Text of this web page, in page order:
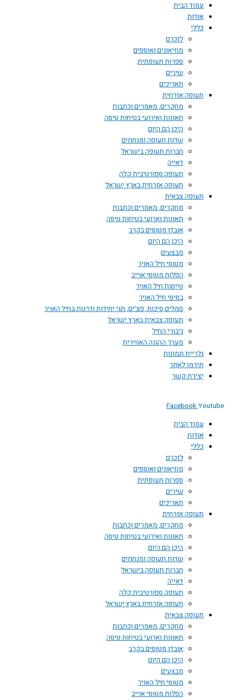
עמוד הבית
אודות
כללי
לזכרם
מוזיאונים ואוספים
ספרות תעופתית
שירים
תאריכים
תעופה אזרחית
מחקרים, מאמרים וכתבות
תאונות ואירועי בטיחות טיסה
היכן הם היום
שדות תעופה ומנחתים
חברות תעופה בישראל
דאייה
תעופה ספורטיבית קלה
תעופה אזרחית בארץ ישראל
תעופה צבאית
מחקרים, מאמרים וכתבות
תאונות וארועי בטיחות טיסה
אובדן מטוסים בקרב
היכן הם היום
מבצעים
מטוסי חיל האויר
הפלות מטוסי אוייב
טייסות חיל האויר
בסיסי חיל האויר
סמלים,סיכות, פצ'ים, תגי יחידות ודרגות בחיל האויר
תעופה צבאית בארץ ישראל
גיבורי החיל
מערך ההגנה האווירית
גלריית תמונות
תירמו לאתר
יצירת קשר
FacebookYoutube
עמוד הבית
אודות
כללי
לזכרם
מוזיאונים ואוספים
ספרות תעופתית
שירים
תאריכים
תעופה אזרחית
מחקרים, מאמרים וכתבות
תאונות ואירועי בטיחות טיסה
היכן הם היום
שדות תעופה ומנחתים
חברות תעופה בישראל
דאייה
תעופה ספורטיבית קלה
תעופה אזרחית בארץ ישראל
תעופה צבאית
מחקרים, מאמרים וכתבות
תאונות וארועי בטיחות טיסה
אובדן מטוסים בקרב
היכן הם היום
מבצעים
מטוסי חיל האויר
הפלות מטוסי אוייב